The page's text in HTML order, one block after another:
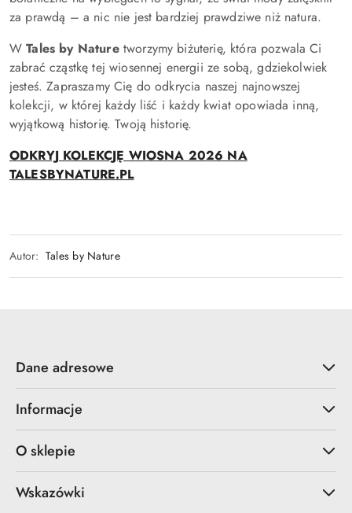
za prawdą – a nic nie jest bardziej prawdziwe niż natura.
WTales by Naturetworzymy biżuterię, która pozwala Ci
zabrać cząstkę tej wiosennej energii ze sobą, gdziekolwiek
jesteś. Zapraszamy Cię do odkrycia naszej najnowszej
kolekcji, w której każdy liść i każdy kwiat opowiada inną,
wyjątkową historię. Twoją historię.
ODKRYJ KOLEKCJĘ WIOSNA 2026 NA
TALESBYNATURE.PL
Autor: Tales by Nature
Dane adresowe
Informacje
O sklepie
Wskazówki